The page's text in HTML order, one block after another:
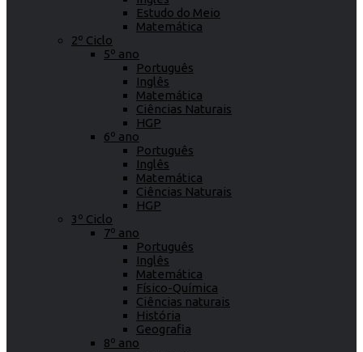
Estudo do Meio
Matemática
2º Ciclo
5º ano
Português
Inglês
Matemática
Ciências Naturais
HGP
6º ano
Português
Inglês
Matemática
Ciências Naturais
HGP
3º Ciclo
7º ano
Português
Inglês
Matemática
Físico-Química
Ciências naturais
História
Geografia
8º ano